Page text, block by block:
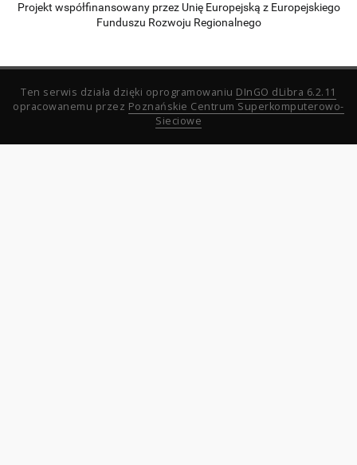
Projekt współfinansowany przez Unię Europejską z Europejskiego
Funduszu Rozwoju Regionalnego
Ten serwis działa dzięki oprogramowaniu DInGO dLibra 6.2.11
opracowanemu przez Poznańskie Centrum Superkomputerowo-
Sieciowe